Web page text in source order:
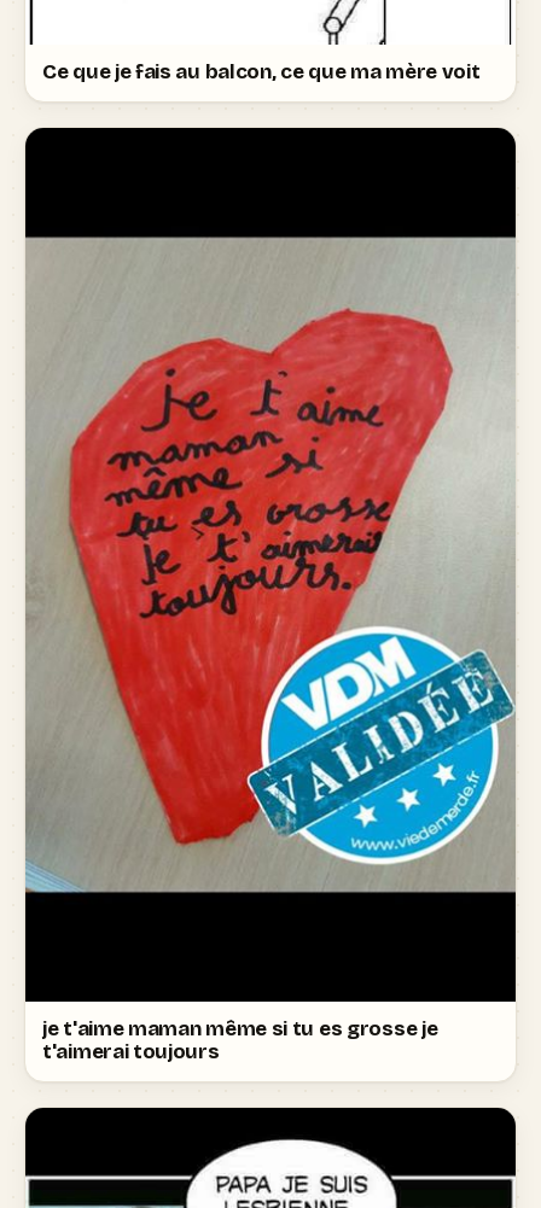
Ce que je fais au balcon, ce que ma mère voit
je t'aime maman même si tu es grosse je
t'aimerai toujours